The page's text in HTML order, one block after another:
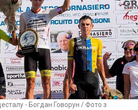
- Богдан Говорун / Фото з